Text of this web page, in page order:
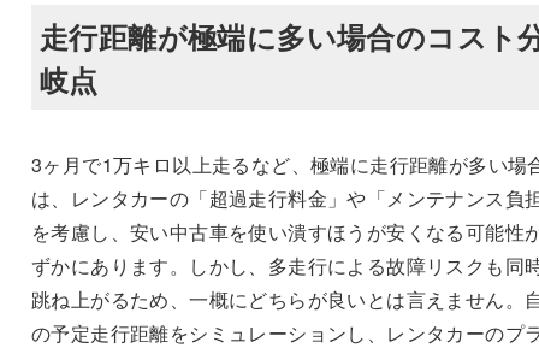
走行距離が極端に多い場合のコスト
岐点
3ヶ月で1万キロ以上走るなど、極端に走行距離が多い場
は、レンタカーの「超過走行料金」や「メンテナンス負
を考慮し、安い中古車を使い潰すほうが安くなる可能性
ずかにあります。しかし、多走行による故障リスクも同
跳ね上がるため、一概にどちらが良いとは言えません。
の予定走行距離をシミュレーションし、レンタカーのプ